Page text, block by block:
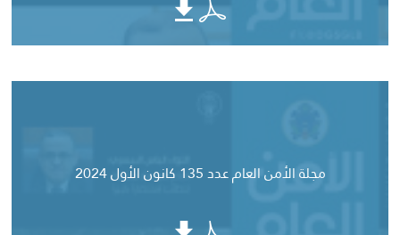
مجلة الأمن العام عدد 135 كانون الأول 2024